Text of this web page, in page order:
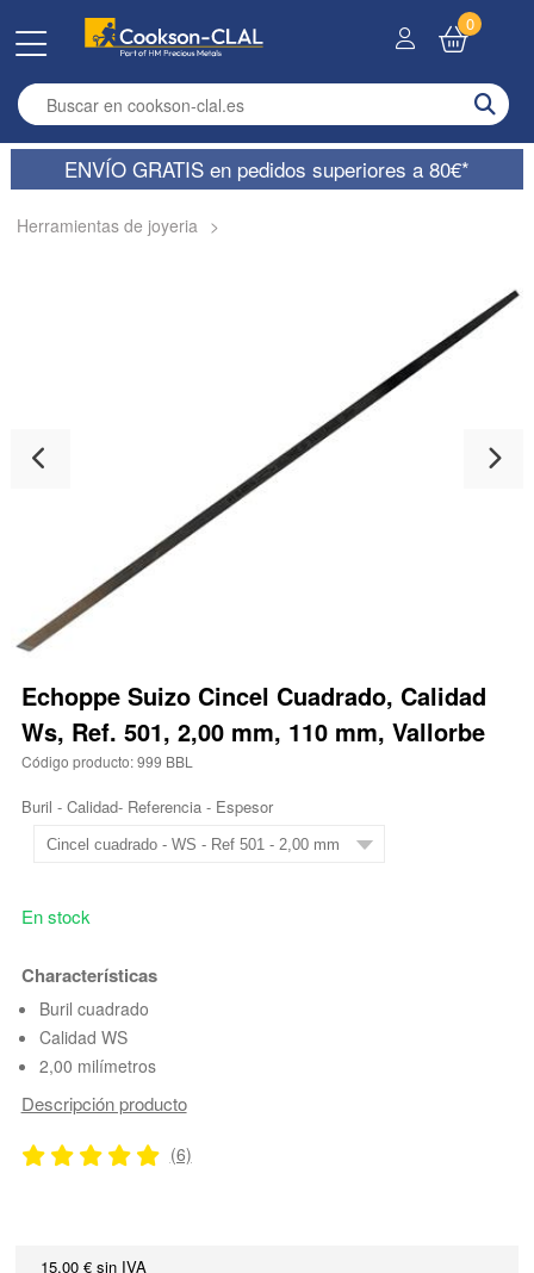
Enter search term
0
ENVÍO GRATIS en pedidos superiores a 80€*
Herramientas de joyeria >
Echoppe Suizo Cincel Cuadrado, Calidad
Ws, Ref. 501, 2,00 mm, 110 mm, Vallorbe
Código producto: 999 BBL
Buril - Calidad- Referencia - Espesor
En stock
Characterísticas
Buril cuadrado
Calidad WS
2,00 milímetros
Descripción producto
(6)
15,00 € sin IVA